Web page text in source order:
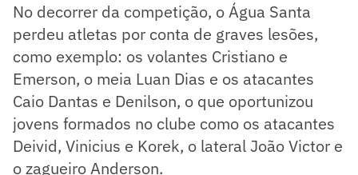
No decorrer da competição, o Água Santa
perdeu atletas por conta de graves lesões,
como exemplo: os volantes Cristiano e
Emerson, o meia Luan Dias e os atacantes
Caio Dantas e Denilson, o que oportunizou
jovens formados no clube como os atacantes
Deivid, Vinicius e Korek, o lateral João Victor e
o zagueiro Anderson.